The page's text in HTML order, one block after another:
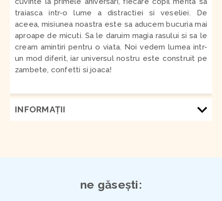
traiasca intr-o lume a distractiei si veseliei. De
aceea, misiunea noastra este sa aducem bucuria mai
aproape de micuti. Sa le daruim magia rasului si sa le
cream amintiri pentru o viata. Noi vedem lumea intr-
un mod diferit, iar universul nostru este construit pe
zambete, confetti si joaca!
INFORMAŢII
ne găsești: